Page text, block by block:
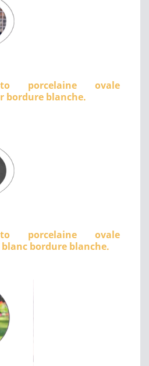
porcelaine ovale
bordure blanche.
porcelaine ovale
bordure blanche.